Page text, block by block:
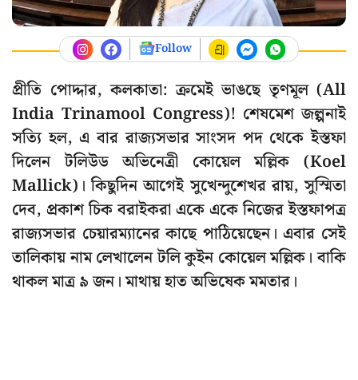
Follow
প্রীতি পোদ্দার, কলকাতা: ক্রমেই ভাঙছে তৃণমূল (All
India Trinamool Congress)! শেষমেশ জল্পনাই
সত্যি হল, এ বার রাজ্যসভার সাংসদ পদ থেকে ইস্তফা
দিলেন টলিউড অভিনেত্রী কোয়েল মল্লিক (Koel
Mallick)। কিছুদিন আগেই সুখেন্দুশেখর রায়, সুস্মিতা
দেব, প্রকাশ চিক বরাইকরা একে একে নিজের ইস্তফাপত্র
রাজ্যসভার চেয়ারম্যানের কাছে পাঠিয়েছেন। এবার সেই
তালিকায় নাম লেখালেন টলি কুইন কোয়েল মল্লিক। বাকি
থাকল মাত্র ৯ জন। মাথায় হাত অভিষেক মমতার।